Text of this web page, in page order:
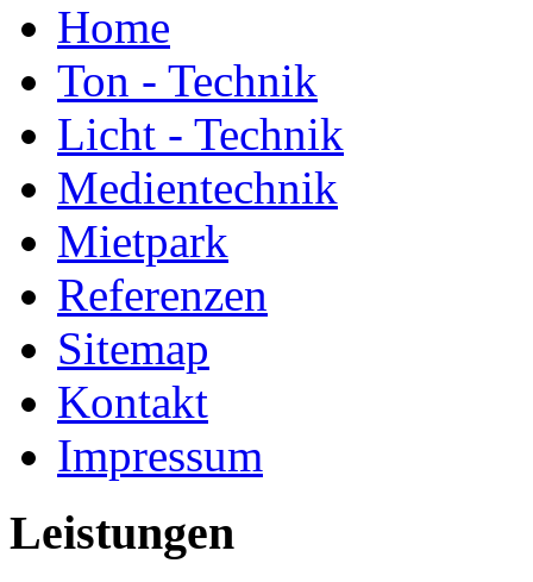
Home
Ton - Technik
Licht - Technik
Medientechnik
Mietpark
Referenzen
Sitemap
Kontakt
Impressum
Leistungen